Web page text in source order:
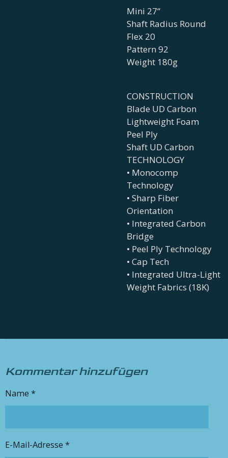
Mini 27“
Shaft Radius Round
Flex 20
Pattern 92
Weight 180g
CONSTRUCTION
Blade UD Carbon
Lightweight Foam
Peel Ply
Shaft UD Carbon
TECHNOLOGY
• Monocomp
Technology
• Sharp Fiber
Orientation
• Integrated Carbon
Bridge
• Peel Ply Technology
• Cap Tech
• Integrated Ultra-Light
Weight Fabrics (18K)
Kommentar hinzufügen
Name *
E-Mail-Adresse *